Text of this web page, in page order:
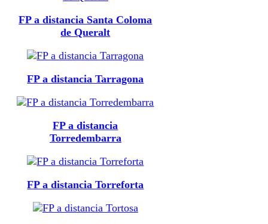
FP a distancia Santa Coloma
de Queralt
FP a distancia Tarragona
FP a distancia
Torredembarra
FP a distancia Torreforta